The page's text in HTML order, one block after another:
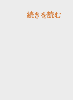
続きを読む